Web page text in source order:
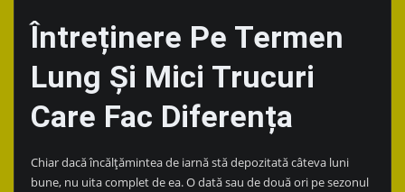
Întreținere Pe Termen
Lung Și Mici Trucuri
Care Fac Diferența
Chiar dacă încălțămintea de iarnă stă depozitată câteva luni
bune, nu uita complet de ea. O dată sau de două ori pe sezonul